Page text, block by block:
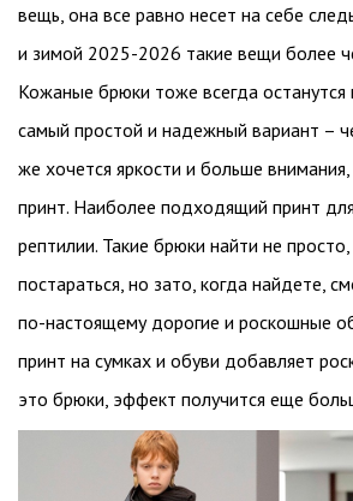
вещь, она все равно несет на себе
и зимой 2025-2026 такие вещи более
Кожаные брюки тоже всегда останутся
самый простой и надежный вариант –
же хочется яркости и больше
принт. Наиболее подходящий принт
рептилии. Такие брюки найти не
постараться, но зато, когда найдете,
по-настоящему дорогие и роскошные
принт на сумках и обуви добавляет
это брюки, эффект получится еще